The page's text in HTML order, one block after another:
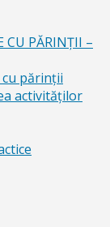
CU PĂRINȚII –
părinții
activităților